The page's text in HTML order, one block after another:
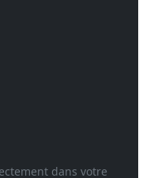
dans votre